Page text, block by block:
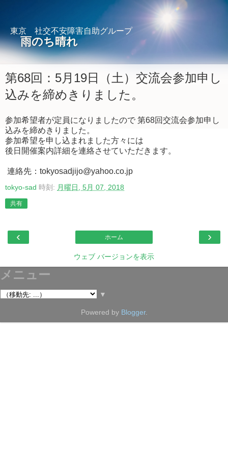
東京 社交不安障害自助グループ
雨のち晴れ
第68回：5月19日（土）交流会参加申し
込みを締めきりました。
参加希望者が定員になりましたので 第68回交流会参加申し
込みを締めきりました。
参加希望を申し込まれました方々には
後日開催案内詳細を連絡させていただきます。
連絡先：tokyosadjijo@yahoo.co.jp
tokyo-sad 時刻: 月曜日, 5月 07, 2018
共有
‹ ›
ホーム
ウェブ バージョンを表示
メニュー
▼
Powered by Blogger.